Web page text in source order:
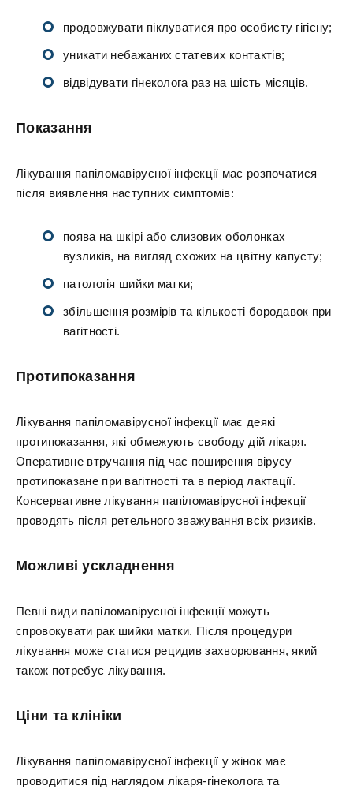
продовжувати піклуватися про особисту гігієну;
уникати небажаних статевих контактів;
відвідувати гінеколога раз на шість місяців.
Показання
Лікування папіломавірусної інфекції має розпочатися
після виявлення наступних симптомів:
поява на шкірі або слизових оболонках
вузликів, на вигляд схожих на цвітну капусту;
патологія шийки матки;
збільшення розмірів та кількості бородавок при
вагітності.
Протипоказання
Лікування папіломавірусної інфекції має деякі
протипоказання, які обмежують свободу дій лікаря.
Оперативне втручання під час поширення вірусу
протипоказане при вагітності та в період лактації.
Консервативне лікування папіломавірусної інфекції
проводять після ретельного зважування всіх ризиків.
Можливі ускладнення
Певні види папіломавірусної інфекції можуть
спровокувати рак шийки матки. Після процедури
лікування може статися рецидив захворювання, який
також потребує лікування.
Ціни та клініки
Лікування папіломавірусної інфекції у жінок має
проводитися під наглядом лікаря-гінеколога та